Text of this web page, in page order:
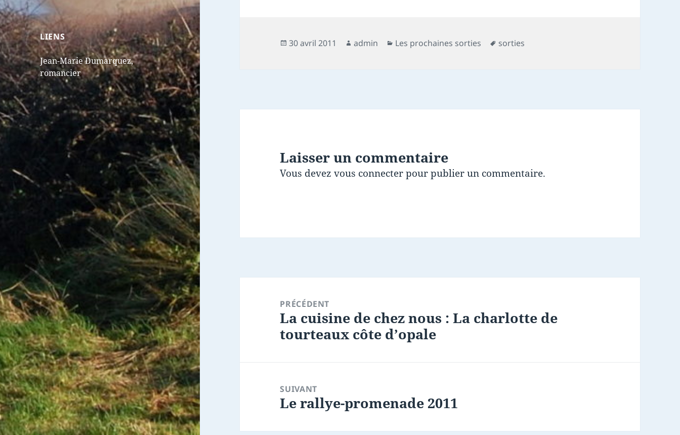
LIENS
Jean-Marie Dumarquez,
romancier
Publié
30 avril 2011 Auteur
admin Catégories
Les prochaines sorties
Mots-
sorties
Laisser un commentaire
Vous devezvous connecterpour publier un commentaire.
PRÉCÉDENT
Article
précédent :
La cuisine de chez nous : La charlotte de
tourteaux côte d’opale
SUIVANT
Article
Le rallye-promenade 2011